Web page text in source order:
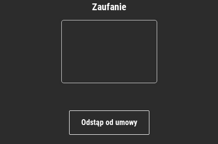
Zaufanie
Odstąp od umowy